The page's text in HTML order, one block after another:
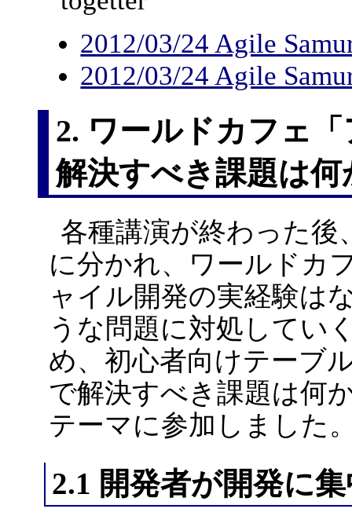
2012/03/24 Agile
2012/03/24 Agile
2. ワールドカフェ
解決すべき課題は
各種講演が終わった後
に分かれ、ワールドカ
ャイル開発の実経験は
うな問題に対処してい
め、初心者向けテーブ
で解決すべき課題は何
テーマに参加しました
2.1 開発者が開発に